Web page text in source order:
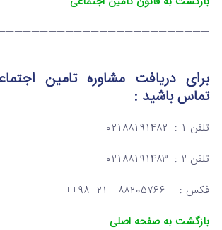
برای دریافت مشاوره تامین
تماسباشید :
تلفن ۱ : ۰۲۱۸۸۱۹۱۴۸۲
تلفن ۲ : ۰۲۱۸۸۱۹۱۴۸۳
فکس : ۸۸۲۰۵۷۶۶ ۲۱ ۹۸++
بازگشت به صفحه اصلی